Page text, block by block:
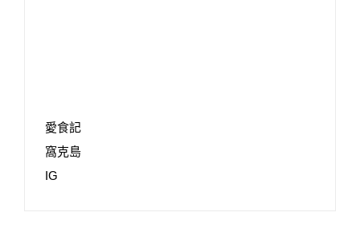
愛食記
窩克島
IG